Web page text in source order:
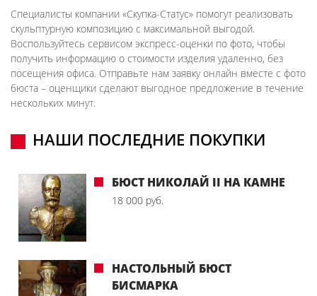
Специалисты компании «Скупка-Статус» помогут реализовать
скульптурную композицию с максимальной выгодой.
Воспользуйтесь сервисом экспресс-оценки по фото, чтобы
получить информацию о стоимости изделия удаленно, без
посещения офиса. Отправьте нам заявку онлайн вместе с фото
бюста – оценщики сделают выгодное предложение в течение
нескольких минут.
НАШИ ПОСЛЕДНИЕ ПОКУПКИ
БЮСТ НИКОЛАЙ II НА КАМНЕ
18 000 руб.
НАСТОЛЬНЫЙ БЮСТ
БИСМАРКА